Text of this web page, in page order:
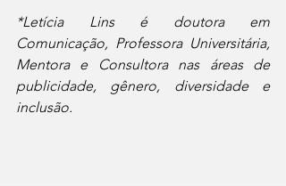
*Letícia Lins é doutora em
Comunicação, Professora Universitária,
Mentora e Consultora nas áreas de
publicidade, gênero, diversidade e
inclusão.